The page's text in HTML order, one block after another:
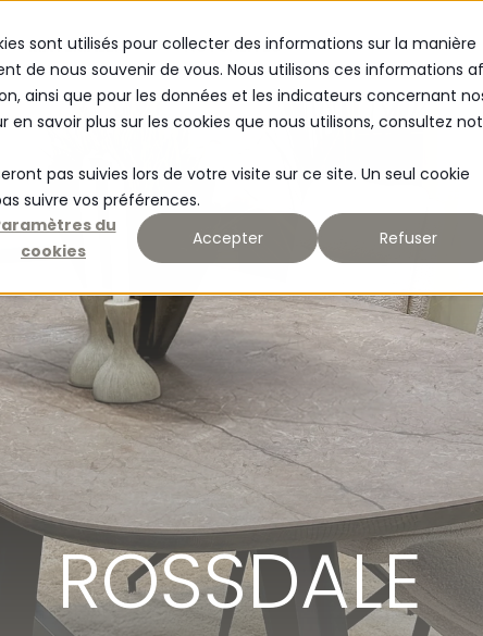
sont utilisés pour collecter des informations sur la manière
de nous souvenir de vous. Nous utilisons ces informations
ainsi que pour les données et les indicateurs concernant
savoir plus sur les cookies que nous utilisons, consultez
pas suivies lors de votre visite sur ce site. Un seul cookie
suivre vos préférences.
du
cookies
Accepter Refuser
MATERIALER ACTUALITÉS
ROSSDALE